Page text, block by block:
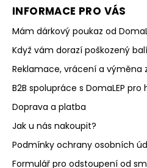
INFORMACE PRO VÁS
Mám dárkový poukaz od
Když vám dorazí poškozený
Reklamace, vrácení a výměna
B2B spolupráce s DomaLEP
Doprava a platba
Jak u nás nakoupit?
Podmínky ochrany osobních
Formulář pro odstoupení od